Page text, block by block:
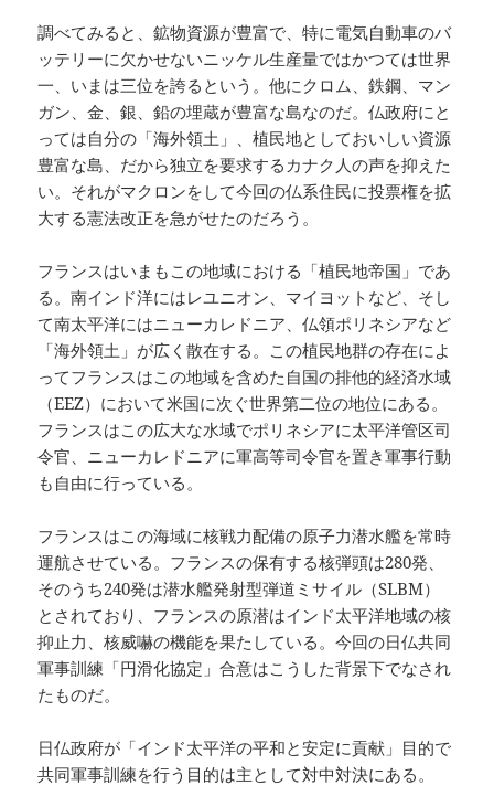
調べてみると、鉱物資源が豊富で、特に電気自動車のバ
ッテリーに欠かせないニッケル生産量ではかつては世界
一、いまは三位を誇るという。他にクロム、鉄鋼、マン
ガン、金、銀、鉛の埋蔵が豊富な島なのだ。仏政府にと
っては自分の「海外領土」、植民地としておいしい資源
豊富な島、だから独立を要求するカナク人の声を抑えた
い。それがマクロンをして今回の仏系住民に投票権を拡
大する憲法改正を急がせたのだろう。
フランスはいまもこの地域における「植民地帝国」であ
る。南インド洋にはレユニオン、マイヨットなど、そし
て南太平洋にはニューカレドニア、仏領ポリネシアなど
「海外領土」が広く散在する。この植民地群の存在によ
ってフランスはこの地域を含めた自国の排他的経済水域
（EEZ）において米国に次ぐ世界第二位の地位にある。
フランスはこの広大な水域でポリネシアに太平洋管区司
令官、ニューカレドニアに軍高等司令官を置き軍事行動
も自由に行っている。
フランスはこの海域に核戦力配備の原子力潜水艦を常時
運航させている。フランスの保有する核弾頭は280発、
そのうち240発は潜水艦発射型弾道ミサイル（SLBM）
とされており、フランスの原潜はインド太平洋地域の核
抑止力、核威嚇の機能を果たしている。今回の日仏共同
軍事訓練「円滑化協定」合意はこうした背景下でなされ
たものだ。
日仏政府が「インド太平洋の平和と安定に貢献」目的で
共同軍事訓練を行う目的は主として対中対決にある。